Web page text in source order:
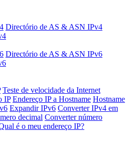
Directório de AS & ASN IPv4
Directório de AS & ASN IPv6
Teste de velocidade da Internet
IP Endereço IP a Hostname Hostname
Expandir IPv6 Converter IPv4 em
decimal Converter número
é o meu endereço IP?